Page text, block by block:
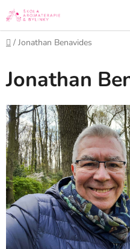
Přejít
na
obsah
Domů
/ Jonathan Benavides
Jonathan